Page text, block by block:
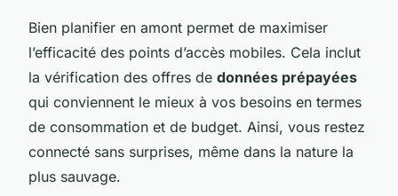
Bien planifier en amont permet de maximiser
l’efficacité des points d’accès mobiles. Cela inclut
la vérification des offres de données prépayées
qui conviennent le mieux à vos besoins en termes
de consommation et de budget. Ainsi, vous restez
connecté sans surprises, même dans la nature la
plus sauvage.